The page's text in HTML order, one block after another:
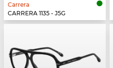
Carrera
CARRERA 1135 - J5G